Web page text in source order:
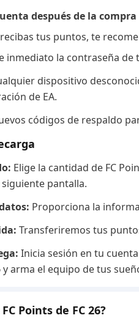
después de la compra
tus puntos, te
inmediato la contraseña de
dispositivo
de EA.
códigos de respaldo
Elige la cantidad de FC
pantalla.
Proporciona la
Transferiremos tus
Inicia sesión en tu
y arma el equipo de tus
Points de FC 26?